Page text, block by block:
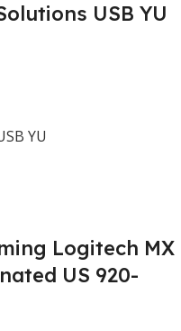
USB YU
YU
Logitech MX
US 920-